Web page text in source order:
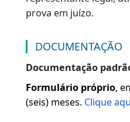
O QUE É?
do veículo e o
obtida por
representante legal,
prova em juízo.